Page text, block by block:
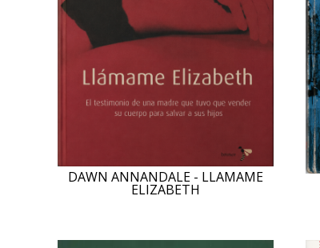
DAWN ANNANDALE - LLAMAME
ELIZABETH